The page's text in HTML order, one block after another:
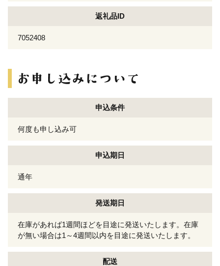
返礼品ID
7052408
申込条件
何度も申し込み可
申込期日
通年
発送期日
在庫があれば1週間ほどを目途に発送いたします。在庫
が無い場合は1～4週間以内を目途に発送いたします。
配送